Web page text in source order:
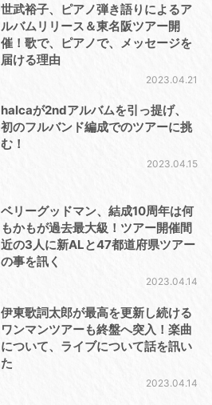
世武裕子、ピアノ弾き語りによるア
ルバムリリース＆東名阪ツアー開
催！歌で、ピアノで、メッセージを
届ける理由
2023.04.21
halcaが2ndアルバムを引っ提げ、
初のフルバンド編成でのツアーに挑
む！
2023.04.15
ベリーグッドマン、結成10周年は何
もかもが過去最大級！ツアー開催間
近の3人に新ALと47都道府県ツアー
の事を訊く
2023.04.14
伊東歌詞太郎が最高を更新し続ける
ワンマンツアーも終盤へ突入！楽曲
について、ライブについて話を訊い
た
2023.04.14